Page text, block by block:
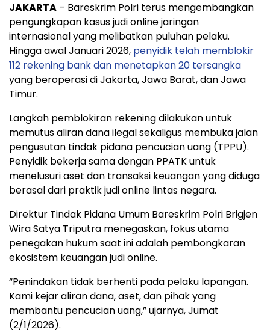
JAKARTA – Bareskrim Polri terus mengembangkan
pengungkapan kasus judi online jaringan
internasional yang melibatkan puluhan pelaku.
Hingga awal Januari 2026, penyidik telah memblokir
112 rekening bank dan menetapkan 20 tersangka
yang beroperasi di Jakarta, Jawa Barat, dan Jawa
Timur.
Langkah pemblokiran rekening dilakukan untuk
memutus aliran dana ilegal sekaligus membuka jalan
pengusutan tindak pidana pencucian uang (TPPU).
Penyidik bekerja sama dengan PPATK untuk
menelusuri aset dan transaksi keuangan yang diduga
berasal dari praktik judi online lintas negara.
Direktur Tindak Pidana Umum Bareskrim Polri Brigjen
Wira Satya Triputra menegaskan, fokus utama
penegakan hukum saat ini adalah pembongkaran
ekosistem keuangan judi online.
“Penindakan tidak berhenti pada pelaku lapangan.
Kami kejar aliran dana, aset, dan pihak yang
membantu pencucian uang,” ujarnya, Jumat
(2/1/2026).